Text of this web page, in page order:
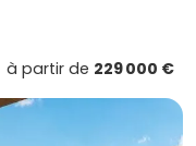
à partir de 229 000 €